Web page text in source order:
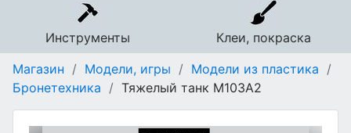
Инструменты
Клеи, покраска
Магазин / Модели, игры / Модели из пластика /
Бронетехника / Тяжелый танк M103A2